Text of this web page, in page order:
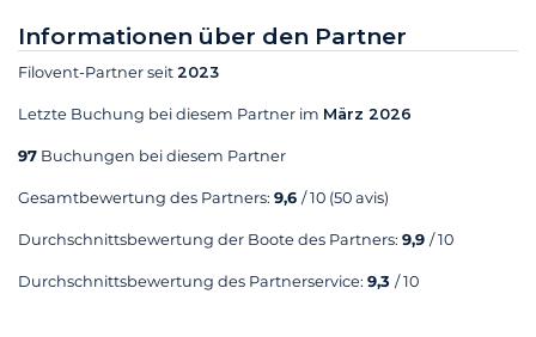
Informationen über den Partner
Filovent-Partner seit 2023
Letzte Buchung bei diesem Partner im März 2026
97 Buchungen bei diesem Partner
Gesamtbewertung des Partners: 9,6 / 10 (50 avis)
Durchschnittsbewertung der Boote des Partners: 9,9 / 10
Durchschnittsbewertung des Partnerservice: 9,3 / 10